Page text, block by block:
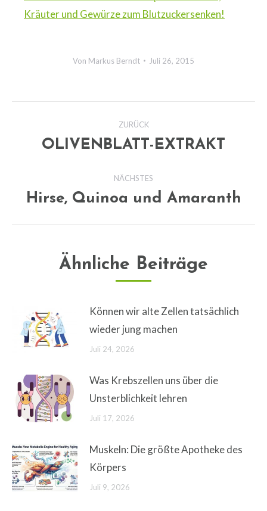
Kräuter und Gewürze zum Blutzuckersenken!
Von Markus Berndt Juli 26, 2015
Kommentarnavigation
ZURÜCK
Vorheriger
OLIVENBLATT-EXTRAKT
NÄCHSTES
Nächster
Hirse, Quinoa und Amaranth
Ähnliche Beiträge
Können wir alte Zellen tatsächlich
wieder jung machen
Juli 24, 2026
Was Krebszellen uns über die
Unsterblichkeit lehren
Juli 17, 2026
Muskeln: Die größte Apotheke des
Körpers
Juli 9, 2026